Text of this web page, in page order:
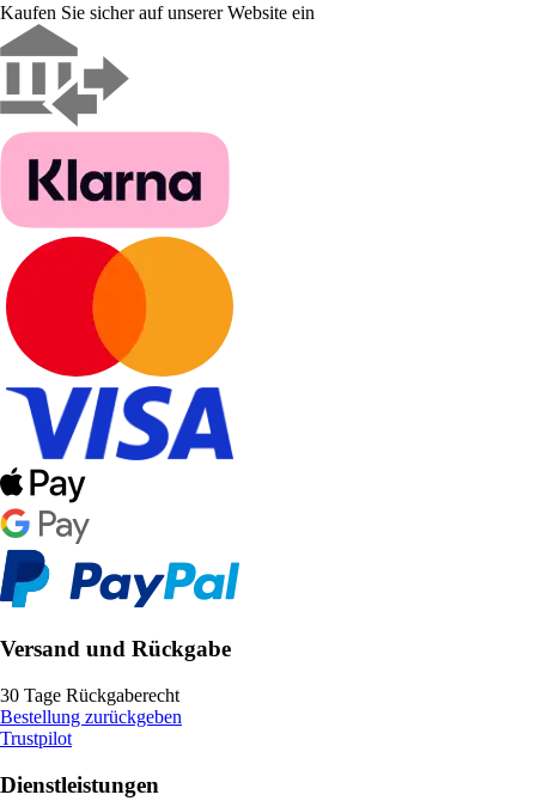
Kaufen Sie sicher auf unserer Website ein
Versand und Rückgabe
30 Tage Rückgaberecht
Bestellung zurückgeben
Trustpilot
Dienstleistungen